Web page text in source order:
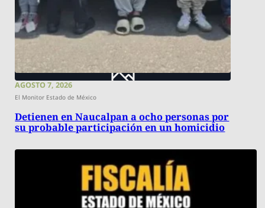
AGOSTO 7, 2026
El Monitor Estado de México
Detienen en Naucalpan a ocho personas por
su probable participación en un homicidio